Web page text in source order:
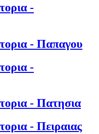
-
- Παπαγου
-
- Πατησια
- Πειραιας